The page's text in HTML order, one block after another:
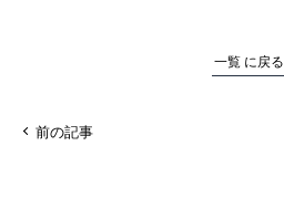
一覧 に戻る
前の記事